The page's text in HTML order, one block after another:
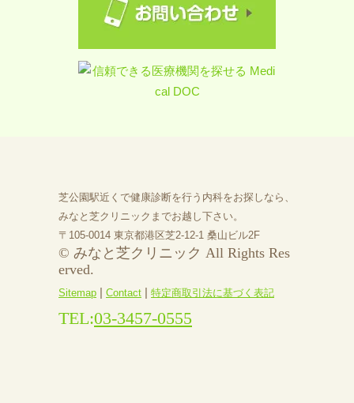
芝公園駅近くで健康診断を行う内科をお探しなら、
みなと芝クリニックまでお越し下さい。
〒105-0014 東京都港区芝2-12-1 桑山ビル2F
© みなと芝クリニック All Rights Res
erved.
Sitemap | Contact | 特定商取引法に基づく表記
TEL:03-3457-0555